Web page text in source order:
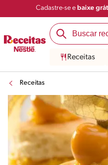
Cadastre-se e baixe
Receitas
Receitas
Salvar